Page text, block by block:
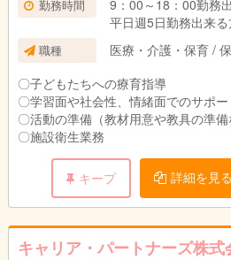
勤務時間
9：00～18：00勤務
平日週5日勤務出来
職種
医療・介護・保育 /
〇子どもたちへの療育指導
〇学習面や社会性、情緒面でのサポー
〇活動の準備（教材用意や教具の準備
〇施設衛生業務
キープ 詳細を見る
キャリア・パートナーズ株式